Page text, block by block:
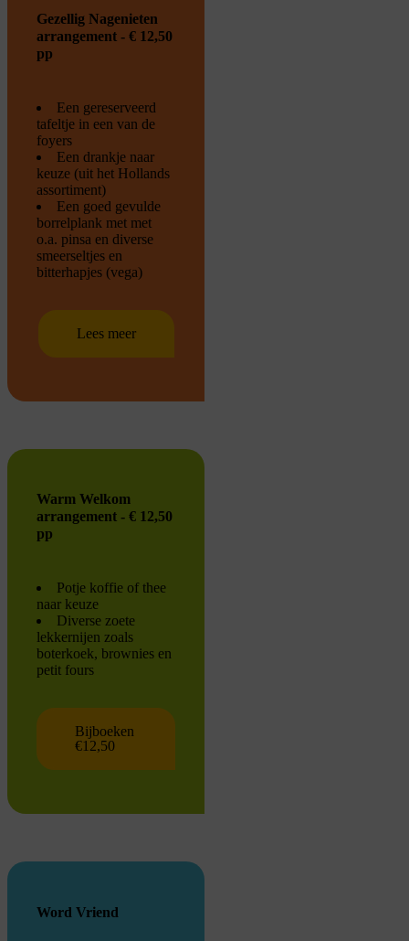
Gezellig Nagenieten
arrangement - € 12,50
pp
Een gereserveerd
tafeltje in een van de
foyers
Een drankje naar
keuze (uit het Hollands
assortiment)
Een goed gevulde
borrelplank met met
o.a. pinsa en diverse
smeerseltjes en
bitterhapjes (vega)
Lees meer
Warm Welkom
arrangement - € 12,50
pp
Potje koffie of thee
naar keuze
Diverse zoete
lekkernijen zoals
boterkoek, brownies en
petit fours
Bijboeken
€12,50
Word Vriend